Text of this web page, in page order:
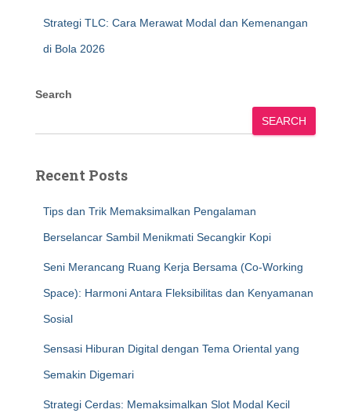
Strategi TLC: Cara Merawat Modal dan Kemenangan
di Bola 2026
Search
SEARCH
Recent Posts
Tips dan Trik Memaksimalkan Pengalaman
Berselancar Sambil Menikmati Secangkir Kopi
Seni Merancang Ruang Kerja Bersama (Co-Working
Space): Harmoni Antara Fleksibilitas dan Kenyamanan
Sosial
Sensasi Hiburan Digital dengan Tema Oriental yang
Semakin Digemari
Strategi Cerdas: Memaksimalkan Slot Modal Kecil